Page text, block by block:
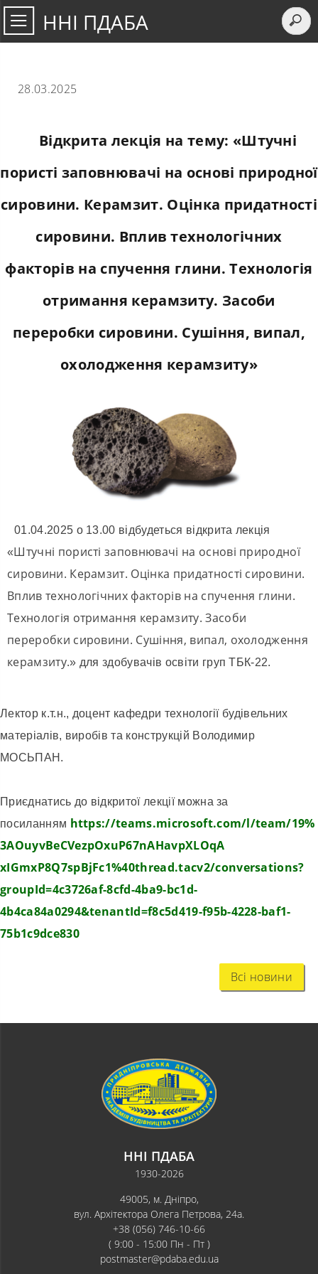
ННІ ПДАБА
28.03.2025
Відкрита лекція на тему: «Штучні
пористі заповнювачі на основі природної
сировини. Керамзит. Оцінка придатності
сировини. Вплив технологічних
факторів на спучення глини. Технологія
отримання керамзиту. Засоби
переробки сировини. Сушіння, випал,
охолодження керамзиту»
01.04.2025 о 13.00 відбудеться відкрита лекція
«Штучні пористі заповнювачі на основі природної
сировини. Керамзит. Оцінка придатності сировини.
Вплив технологічних факторів на спучення глини.
Технологія отримання керамзиту. Засоби
переробки сировини. Сушіння, випал, охолодження
керамзиту.» для здобувачів освіти груп ТБК-22.
Лектор к.т.н., доцент кафедри технології будівельних
матеріалів, виробів та конструкцій Володимир
МОСЬПАН.
Приєднатись до відкритої лекції можна за
посиланням https://teams.microsoft.com/l/team/19%
3AOuyvBeCVezpOxuP67nAHavpXLOqA
xIGmxP8Q7spBjFc1%40thread.tacv2/conversations?
groupId=4c3726af-8cfd-4ba9-bc1d-
4b4ca84a0294&tenantId=f8c5d419-f95b-4228-baf1-
75b1c9dce830
Всі новини
ННІ ПДАБА
1930-2026
49005, м. Дніпро,
вул. Архітектора Олега Петрова, 24а.
+38 (056) 746-10-66
( 9:00 - 15:00 Пн - Пт )
postmaster@pdaba.edu.ua